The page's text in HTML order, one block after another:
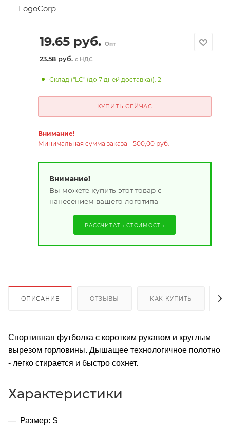
LogoCorp
19.65руб. Опт
23.58 руб. с НДС
Склад ("LC" (до 7 дней доставка)): 2
КУПИТЬ СЕЙЧАС
Внимание!
Минимальная сумма заказа - 500,00 руб.
Внимание!
Вы можете купить этот товар с
нанесением вашего логотипа
РАССЧИТАТЬ СТОИМОСТЬ
ОПИСАНИЕ ОТЗЫВЫ КАК КУПИТЬ
Спортивная футболка с коротким рукавом и круглым
вырезом горловины. Дышащее технологичное полотно
- легко стирается и быстро сохнет.
Характеристики
Размер: S